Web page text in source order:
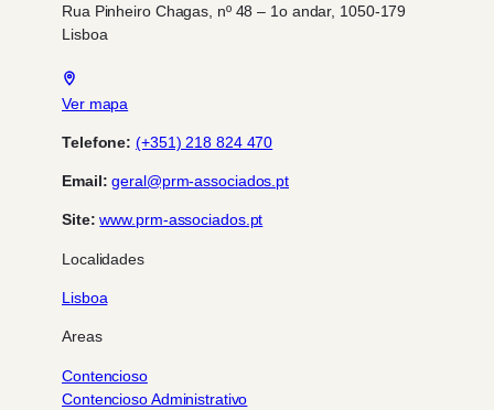
Rua Pinheiro Chagas, nº 48 – 1o andar, 1050-179
Lisboa
Ver mapa
Telefone: (+351) 218 824 470
Email: geral@prm-associados.pt
Site: www.prm-associados.pt
Localidades
Lisboa
Areas
Contencioso
Contencioso Administrativo